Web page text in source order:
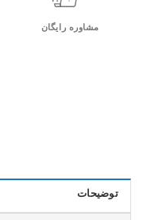
مشاوره رایگان
توضیحات